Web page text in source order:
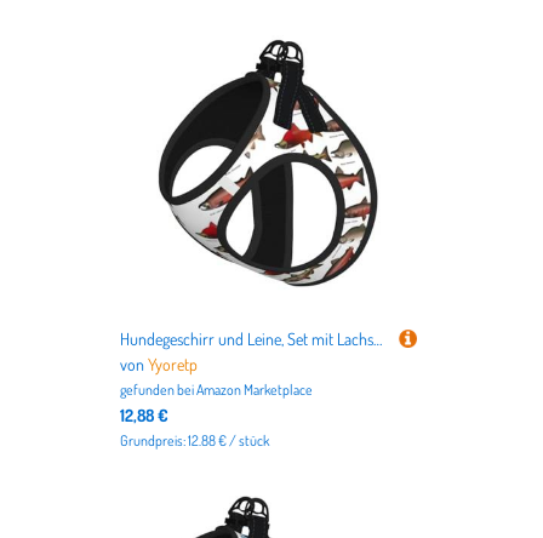
Hundegeschirr und Leine, Set mit Lachsdruck, atmungsaktiv, verstellbar, ausbruchsicher, für Katzen und Hunde
vonYyoretp
gefunden beiAmazon Marketplace
12,88 €
Grundpreis: 12.88 € / stück